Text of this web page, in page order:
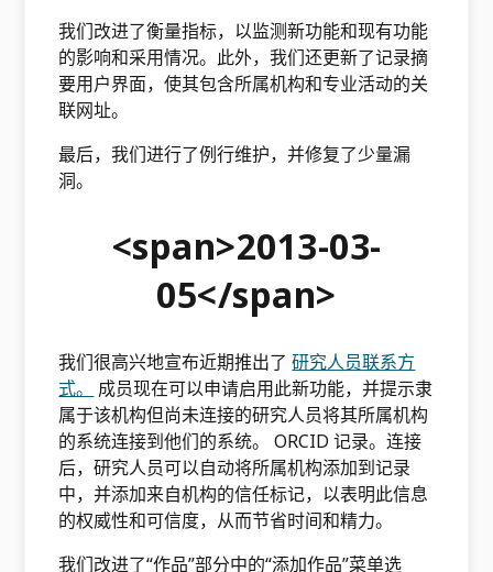
我们改进了衡量指标，以监测新功能和现有功能
的影响和采用情况。此外，我们还更新了记录摘
要用户界面，使其包含所属机构和专业活动的关
联网址。
最后，我们进行了例行维护，并修复了少量漏
洞。
<span>2013-03-
05</span>
我们很高兴地宣布近期推出了研究人员联系方
式。
成员现在可以申请启用此新功能，并提示隶
属于该机构但尚未连接的研究人员将其所属机构
的系统连接到他们的系统。 ORCID 记录。连接
后，研究人员可以自动将所属机构添加到记录
中，并添加来自机构的信任标记，以表明此信息
的权威性和可信度，从而节省时间和精力。
我们改进了“作品”部分中的“添加作品”菜单选